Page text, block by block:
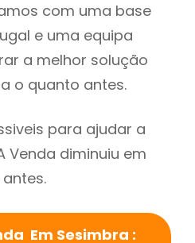
com uma base
e uma equipa
a melhor solução
o quanto antes.
para ajudar a
Venda diminuiu em
Em Sesimbra :